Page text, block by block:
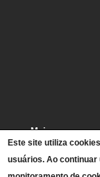
Mais
Tchê, achei!
Acesso ao Antigo
A Unipampa
Este site utiliza
usuários. Ao continuar